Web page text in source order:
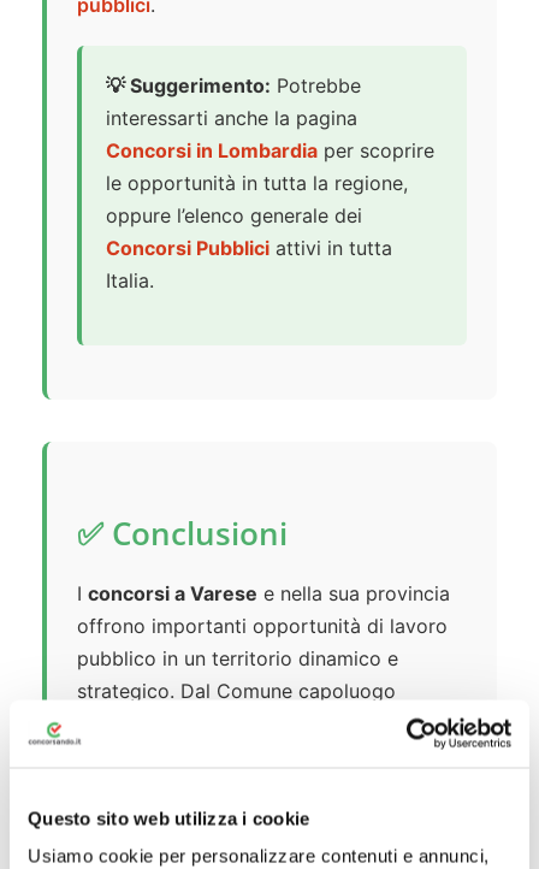
Questo sito web utilizza i cookie
Usiamo cookie per personalizzare contenuti e annunci,
pubblici.
💡 Suggerimento: Potrebbe
interessarti anche la pagina
Concorsi in Lombardia per scoprire
le opportunità in tutta la regione,
oppure l’elenco generale dei
Concorsi Pubblici attivi in tutta
Italia.
✅ Conclusioni
I concorsi a Varese e nella sua provincia
offrono importanti opportunità di lavoro
pubblico in un territorio dinamico e
strategico. Dal Comune capoluogo
all’Università dell’Insubria, dalle ASST
pubblico sono numerose e diversificate.